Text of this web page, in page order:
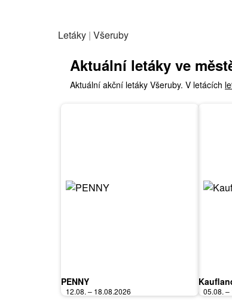
Letáky | Všeruby
Aktuální letáky ve
Aktuální akční letáky Všeruby. V letácích
PENNY
12.08. – 18.08.2026 05.08. –